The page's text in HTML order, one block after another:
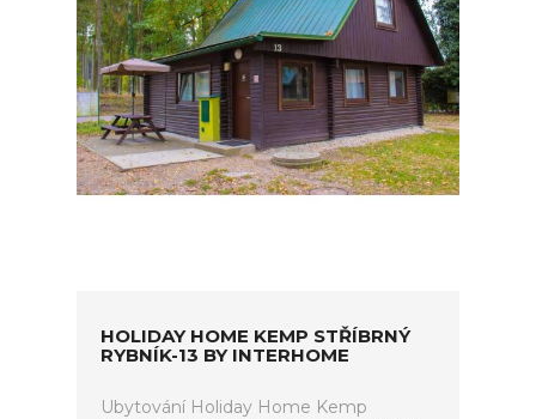
HOLIDAY HOME KEMP STŘÍBRNÝ
RYBNÍK-13 BY INTERHOME
Ubytování Holiday Home Kemp